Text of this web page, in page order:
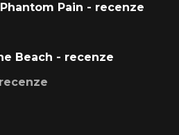
Pain - recenze
Beach - recenze